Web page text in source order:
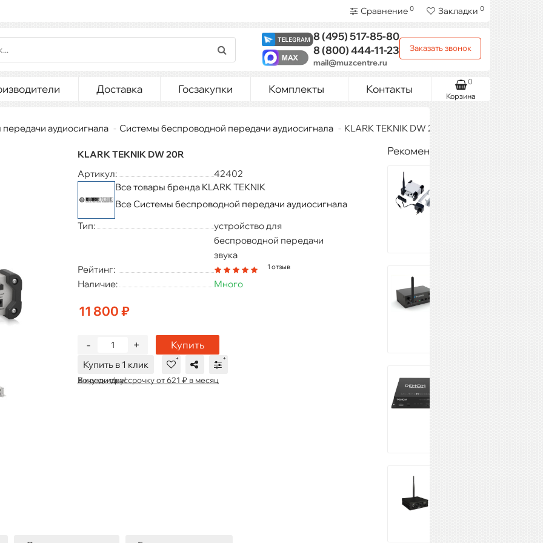
Сравнение 0 Закладки 0
8 (495)517-85-80
8 (800)444-11-23
mail@muzcentre.ru
Заказать звонок
Доставка Госзакупки Комплекты Контакты
Корзина
0
аудиосигнала Системы беспроводной передачи аудиосигнала KLARK TEKNIK DW 20R
KLARK TEKNIK DW 20R
Артикул:
42402
Все товары бренда KLARK TEKNIK
Все Системы беспроводной передачи аудиосигнала
Тип:
устройство для
беспроводной передачи
звука
Рейтинг:
1 отзыв
Наличие: Много
11 800 ₽
+
- Купить
Купить в 1 клик
В кредит/рассрочку от 621 ₽ в месяц
Хочу скидку!
Рекомендуемые товары